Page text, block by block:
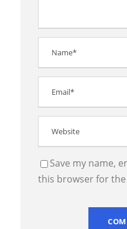
Save my name,
this browser for